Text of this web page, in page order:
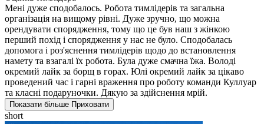
Мені дуже сподобалось. Робота тимлідерів та загальна
організація на вищому рівні. Дуже зручно, що можна
орендувати спорядження, тому що це був наш з жінкою
перший похід і спорядження у нас не було. Сподобалась
допомога і роз'яснення тимлідерів щодо до встановлення
намету та взагалі їх робота. Була дуже смачна їжа. Володі
окремий лайк за борщ в горах. Юлі окремий лайк за цікаво
проведений час і гарні враження про роботу команди Куллуар
та класні подаруночки. Дякую за здійснення мрій.
Показати більше Приховати
short